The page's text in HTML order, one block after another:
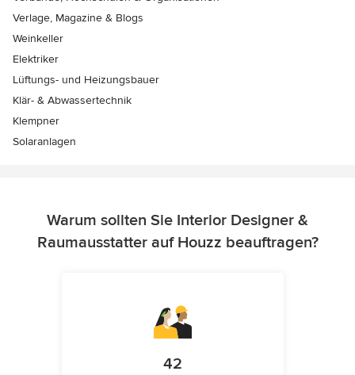
Verlage, Magazine & Blogs
Weinkeller
Elektriker
Lüftungs- und Heizungsbauer
Klär- & Abwassertechnik
Klempner
Solaranlagen
Warum sollten Sie Interior Designer &
Raumausstatter auf Houzz beauftragen?
42